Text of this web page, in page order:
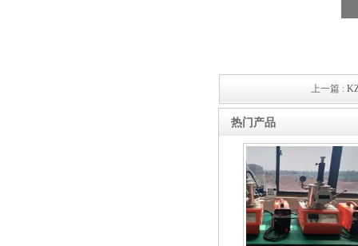
上一篇 :
热门产品